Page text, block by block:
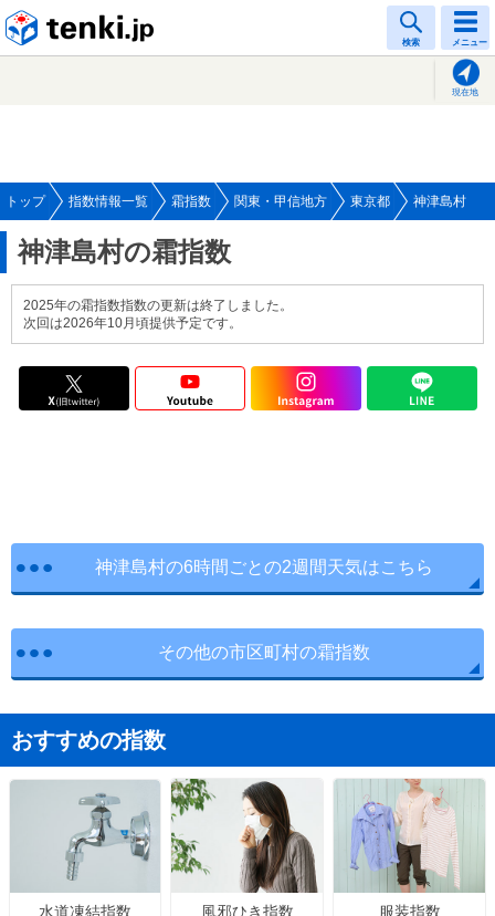
検索 メニュー
現在地
トップ 指数情報一覧 霜指数 関東・甲信地方 東京都 神津島村
神津島村の霜指数
2025年の霜指数指数の更新は終了しました。
次回は2026年10月頃提供予定です。
神津島村の6時間ごとの2週間天気はこちら
その他の市区町村の霜指数
おすすめの指数
水道凍結指数 風邪ひき指数 服装指数